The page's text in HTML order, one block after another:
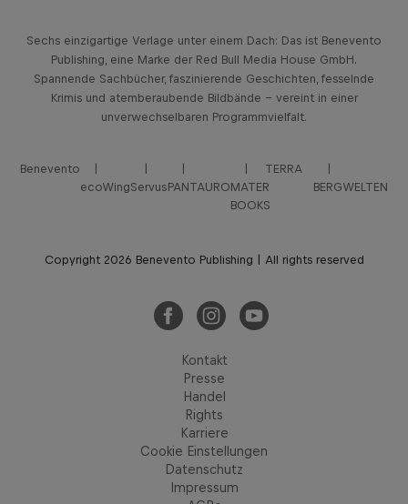
Sechs einzigartige Verlage unter einem Dach: Das ist Benevento
Publishing, eine Marke der Red Bull Media House GmbH.
Spannende Sachbücher, faszinierende Geschichten, fesselnde
Krimis und atemberaubende Bildbände – vereint in einer
unverwechselbaren Programmvielfalt.
Benevento
ecoWingServusPANTAURO
TERRA
MATER
BOOKS
BERGWELTEN
Copyright 2026 Benevento Publishing | All rights reserved
Kontakt
Presse
Handel
Rights
Karriere
Cookie Einstellungen
Datenschutz
Impressum